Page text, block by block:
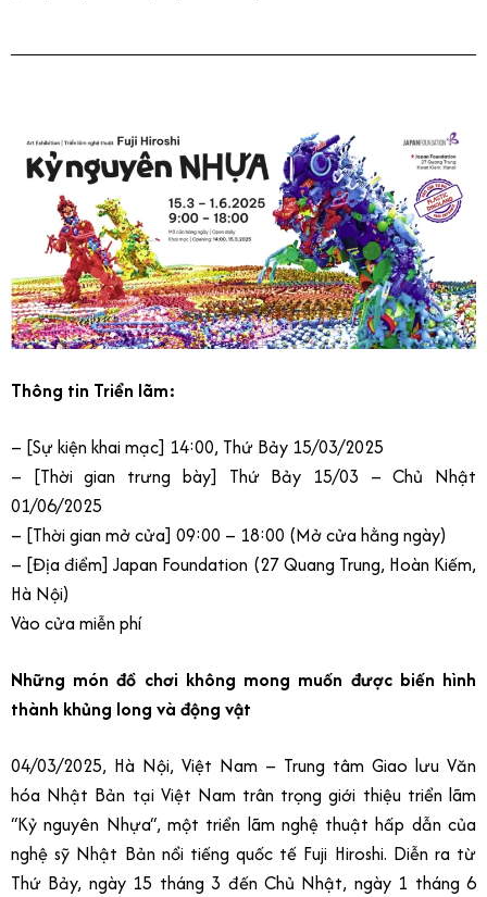
Thông tin Triển lãm:
– [Sự kiện khai mạc] 14:00, Thứ Bảy 15/03/2025
– [Thời gian trưng bày] Thứ Bảy 15/03 – Chủ Nhật
01/06/2025
– [Thời gian mở cửa] 09:00 – 18:00 (Mở cửa hằng ngày)
– [Địa điểm] Japan Foundation (27 Quang Trung, Hoàn Kiếm,
Hà Nội)
Vào cửa miễn phí
Những món đồ chơi không mong muốn được biến hình
thành khủng long và động vật
04/03/2025, Hà Nội, Việt Nam – Trung tâm Giao lưu Văn
hóa Nhật Bản tại Việt Nam trân trọng giới thiệu triển lãm
“Kỷ nguyên Nhựa“, một triển lãm nghệ thuật hấp dẫn của
nghệ sỹ Nhật Bản nổi tiếng quốc tế Fuji Hiroshi. Diễn ra từ
Thứ Bảy, ngày 15 tháng 3 đến Chủ Nhật, ngày 1 tháng 6